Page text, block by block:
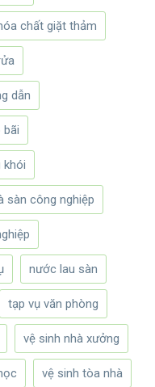
chất giặt thảm
dẫn
bãi
khói
sàn công nghiệp
nước lau sàn
tạp vụ văn phòng
vệ sinh nhà xưởng
vệ sinh tòa nhà